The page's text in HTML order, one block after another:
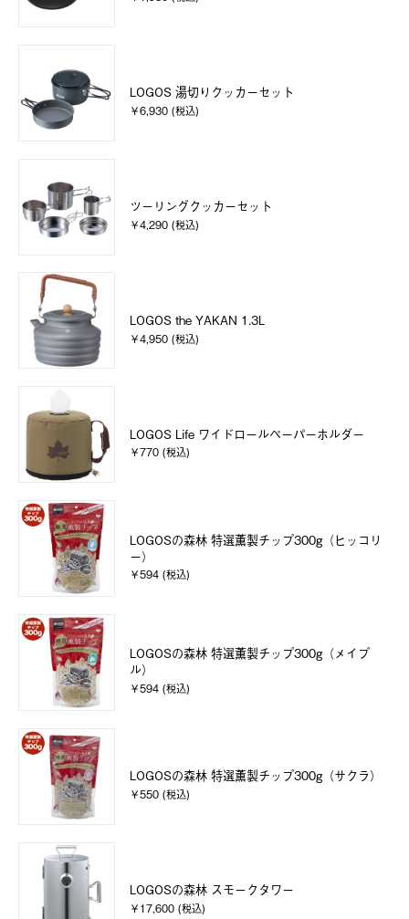
LOGOS 湯切りクッカーセット
￥6,930 (税込)
ツーリングクッカーセット
￥4,290 (税込)
LOGOS the YAKAN 1.3L
￥4,950 (税込)
LOGOS Life ワイドロールペーパーホルダー
￥770 (税込)
LOGOSの森林 特選薫製チップ300g（ヒッコリ
ー）
￥594 (税込)
LOGOSの森林 特選薫製チップ300g（メイプ
ル）
￥594 (税込)
LOGOSの森林 特選薫製チップ300g（サクラ）
￥550 (税込)
LOGOSの森林 スモークタワー
￥17,600 (税込)